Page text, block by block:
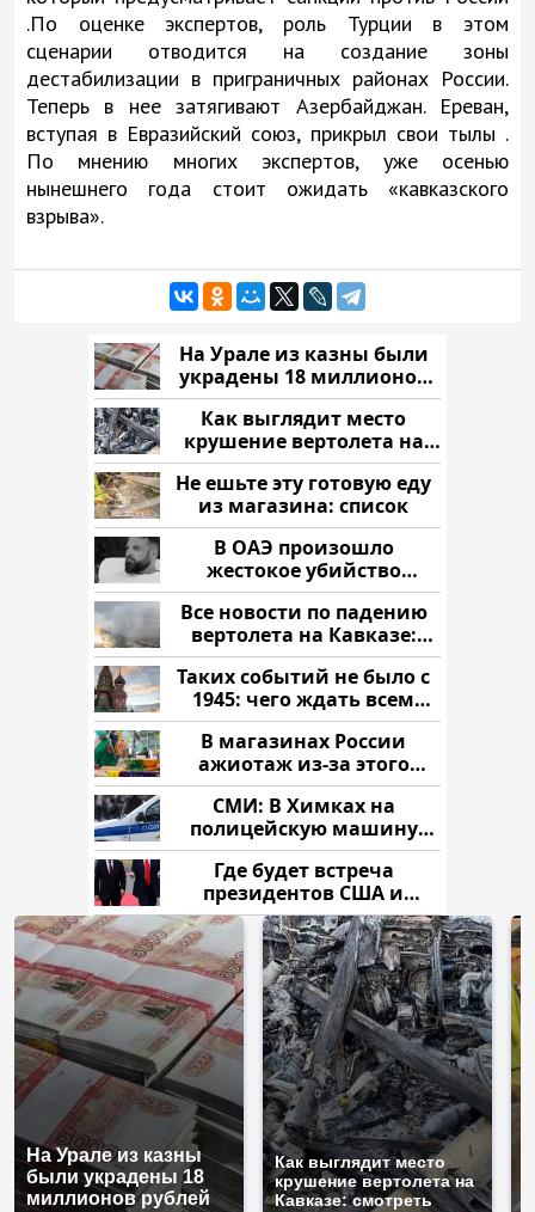
.По оценке экспертов, роль Турции в этом
сценарии отводится на создание зоны
дестабилизации в приграничных районах России.
Теперь в нее затягивают Азербайджан. Ереван,
вступая в Евразийский союз, прикрыл свои тылы .
По мнению многих экспертов, уже осенью
нынешнего года стоит ожидать «кавказского
взрыва».
На Урале из казны были
украдены 18 миллионов
рублей
Как выглядит место
крушение вертолета на
Кавказе: смотреть
Не ешьте эту готовую еду
из магазина: список
В ОАЭ произошло
жестокое убийство
криптомиллионера
Все новости по падению
вертолета на Кавказе:
читать здесь
Таких событий не было с
1945: чего ждать всем
нам?
В магазинах России
ажиотаж из-за этого
продукта: что купить?
СМИ: В Химках на
полицейскую машину
напали и подожгли.
Где будет встреча
президентов США и
России: Европа?
На Урале из казны
были украдены 18
миллионов рублей
Как выглядит место
крушение вертолета на
Кавказе: смотреть